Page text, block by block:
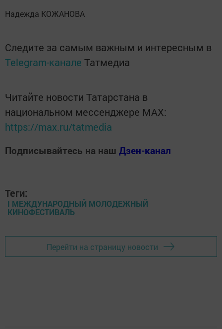
Надежда КОЖАНОВА
Следите за самым важным и интересным в
Telegram-канале Татмедиа
Читайте новости Татарстана в
национальном мессенджере MАХ:
https://max.ru/tatmedia
Подписывайтесь на наш Дзен-канал
Теги:
I МЕЖДУНАРОДНЫЙ МОЛОДЕЖНЫЙ
КИНОФЕСТИВАЛЬ
Перейти на страницу новости